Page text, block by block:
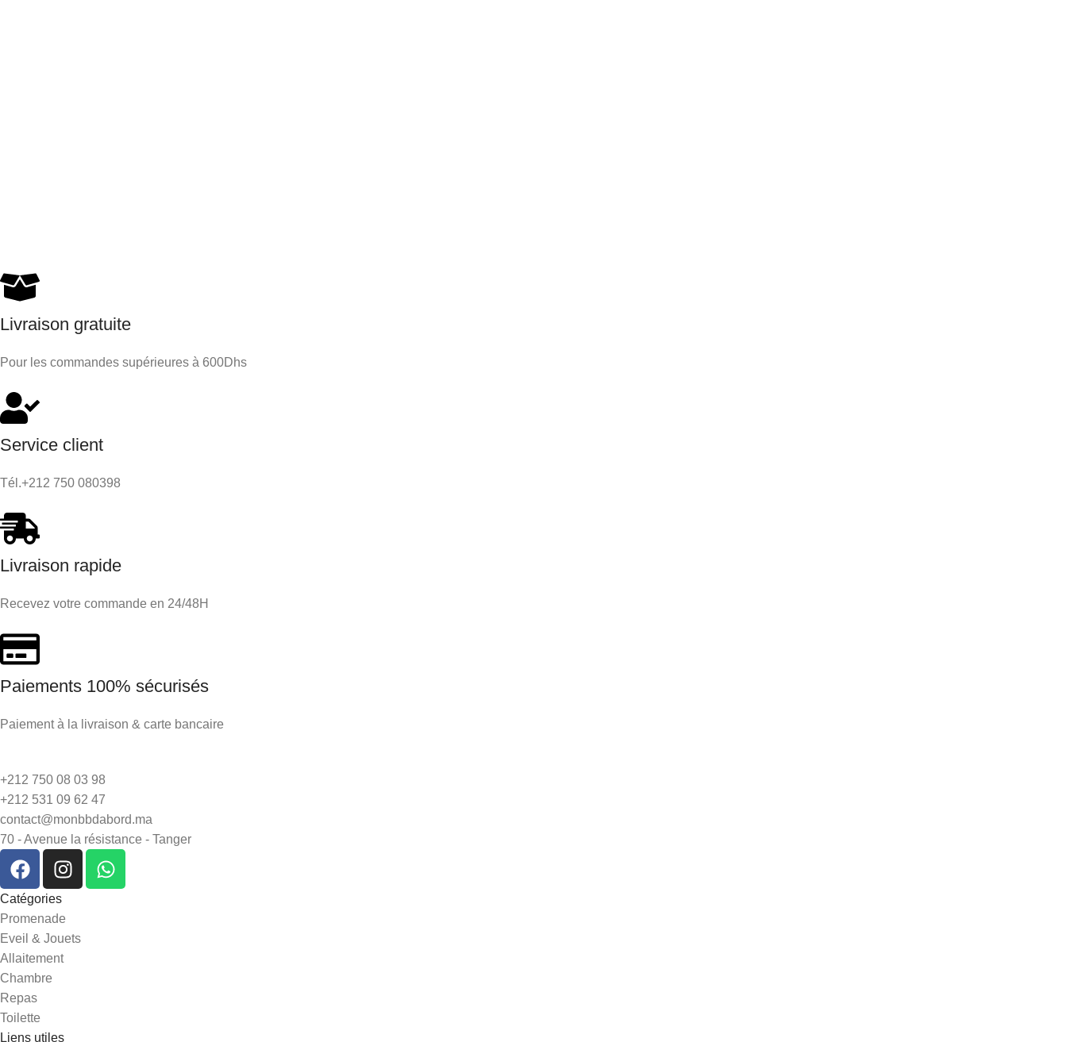
Livraison gratuite
Pour les commandes supérieures à 600Dhs
Service client
Tél.+212 750 080398
Livraison rapide
Recevez votre commande en 24/48H
Paiements 100% sécurisés
Paiement à la livraison & carte bancaire
+212 750 08 03 98
+212 531 09 62 47
contact@monbbdabord.ma
70 - Avenue la résistance - Tanger
Catégories
Promenade
Eveil & Jouets
Allaitement
Chambre
Repas
Toilette
Liens utiles